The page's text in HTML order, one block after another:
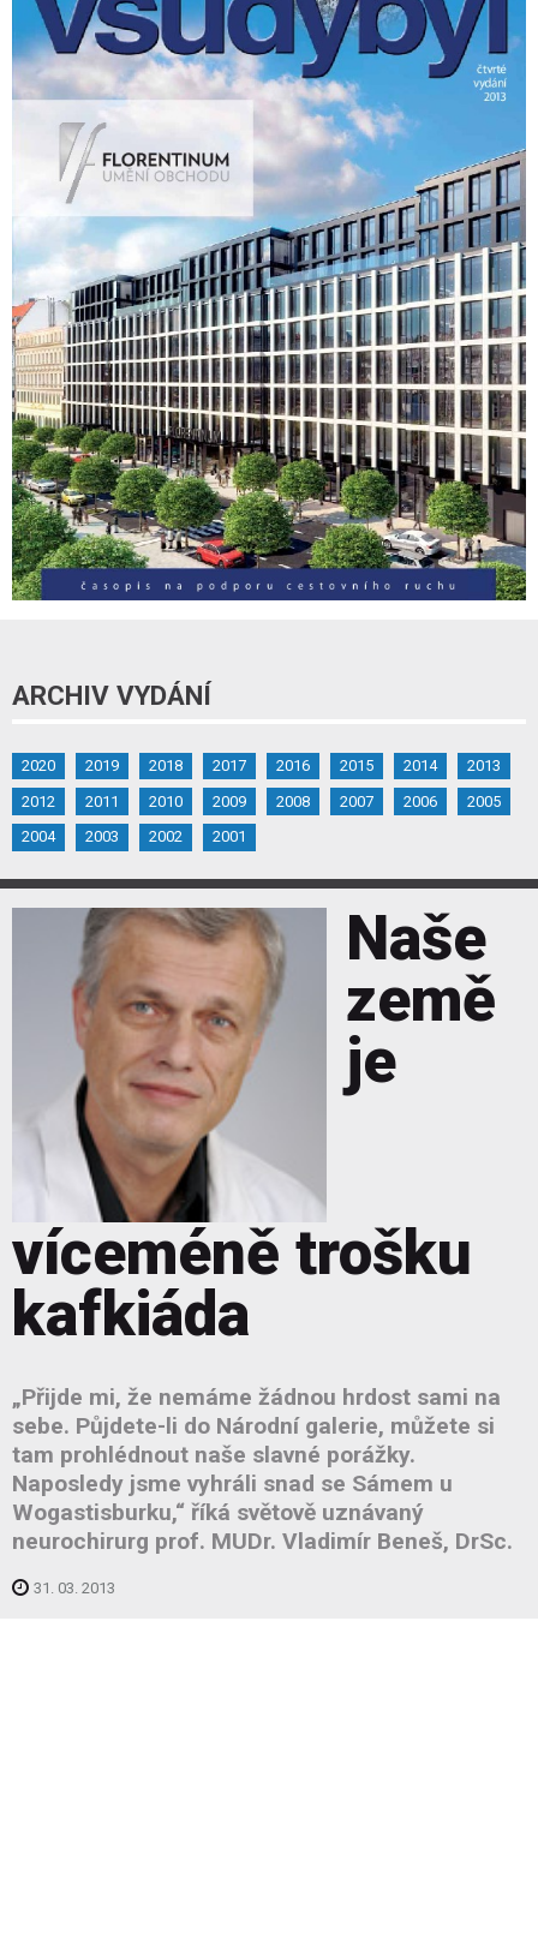
ARCHIV VYDÁNÍ
2020 2019 2018 2017 2016 2015 2014
2013
2012
2011 2010 2009 2008 2007 2006
2005
2004
2003 2002 2001
Naše
země
je
víceméně trošku
kafkiáda
„Přijde mi, že nemáme žádnou hrdost sami na
sebe. Půjdete-li do Národní galerie, můžete si
tam prohlédnout naše slavné porážky.
Naposledy jsme vyhráli snad se Sámem u
Wogastisburku,“ říká světově uznávaný
neurochirurg prof. MUDr. Vladimír Beneš, DrSc.
31. 03. 2013